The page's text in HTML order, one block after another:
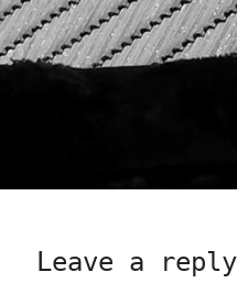
Leave a reply